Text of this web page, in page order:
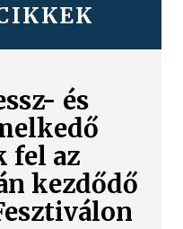
és
fel az
kezdődő